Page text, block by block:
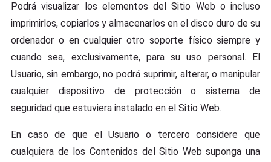
Podrá visualizar los elementos del Sitio Web o incluso
imprimirlos, copiarlos y almacenarlos en el disco duro de su
ordenador o en cualquier otro soporte físico siempre y
cuando sea, exclusivamente, para su uso personal. El
Usuario, sin embargo, no podrá suprimir, alterar, o manipular
cualquier dispositivo de protección o sistema de
seguridad que estuviera instalado en el Sitio Web.
En caso de que el Usuario o tercero considere que
cualquiera de los Contenidos del Sitio Web suponga una